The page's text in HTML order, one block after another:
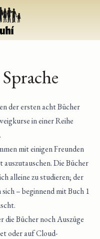
der ersten acht Bücher
in einer Reihe
mit einigen Freunden
Die Bücher
alleine zu studieren; der
– beginnend mit Buch 1
die Bücher noch Auszüge
oder auf Cloud-